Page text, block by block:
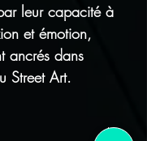
leur capacité à
et émotion,
ancrés dans
Street Art.